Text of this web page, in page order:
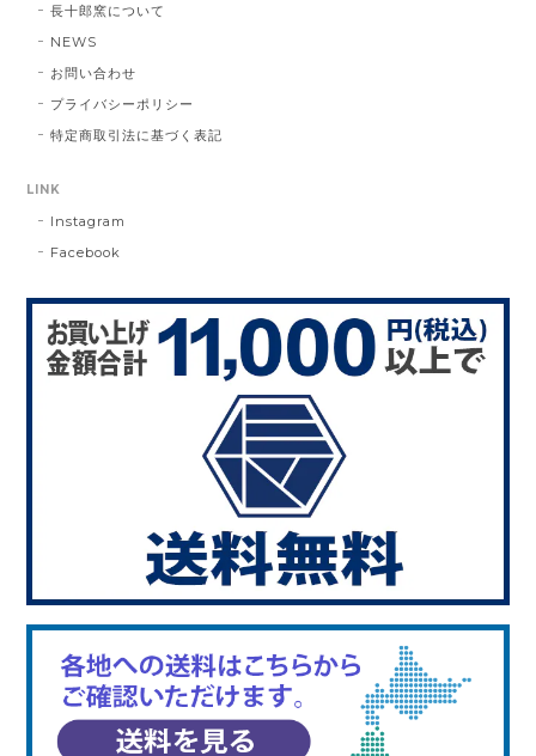
長十郎窯について
NEWS
お問い合わせ
プライバシーポリシー
特定商取引法に基づく表記
LINK
Instagram
Facebook